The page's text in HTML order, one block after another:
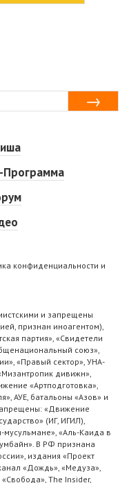
Программа
конфиденциальности и
и запрещены
признан иноагентом),
партия», «Свидетели
союз»,
«Правый сектор», УНА-
дивижн»,
«Артподготовка»,
АУЕ, батальоны «Азов» и
«Движение
(ИГ, ИГИЛ),
«Аль-Каида в
В РФ признана
издания «Проект
«Дождь», «Медуза»,
The Insider,